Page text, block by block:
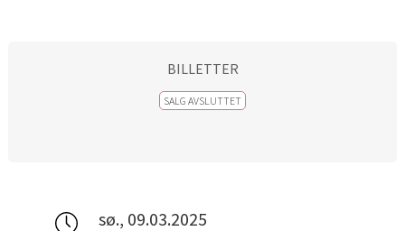
BILLETTER
SALG AVSLUTTET
sø., 09.03.2025